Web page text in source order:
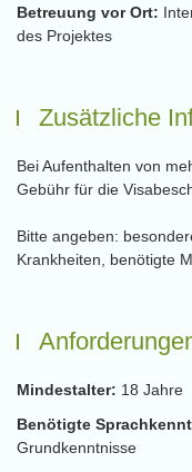
Betreuung vor Ort:
des Projektes
Zusätzliche
Bei Aufenthalten von
Gebühr für die
Bitte angeben:
Krankheiten, benötigte
Mindestalter: 18 Jahre
Benötigte
Grundkenntnisse